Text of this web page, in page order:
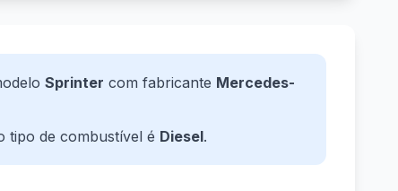
Sprinter com fabricante Mercedes-
tipo de combustível é Diesel.